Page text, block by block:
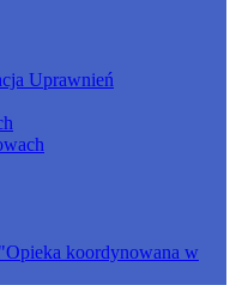
Uprawnień
koordynowana w